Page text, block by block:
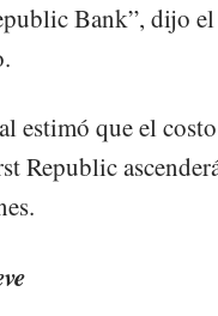
Bank”, dijo
estimó que el
Republic